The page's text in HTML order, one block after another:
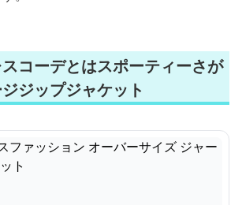
コーデとはスポーティーさが
ジップジャケット